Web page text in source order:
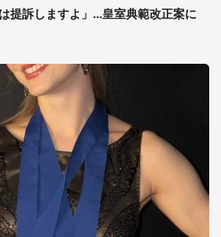
提訴しますよ」...皇室典範改正案に